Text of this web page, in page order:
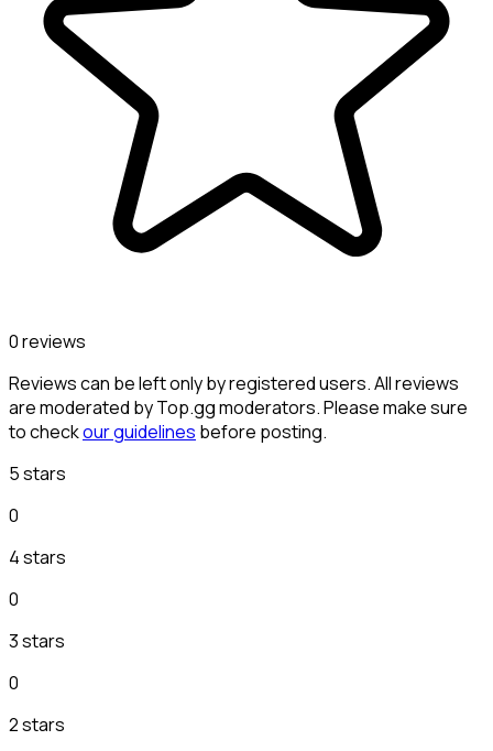
0 reviews
Reviews can be left only by registered users. All reviews
are moderated by Top.gg moderators. Please make sure
to checkour guidelines before posting.
5 stars
0
4 stars
0
3 stars
0
2 stars